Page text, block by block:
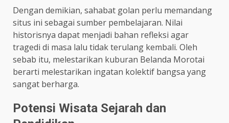
Dengan demikian, sahabat golan perlu memandang
situs ini sebagai sumber pembelajaran. Nilai
historisnya dapat menjadi bahan refleksi agar
tragedi di masa lalu tidak terulang kembali. Oleh
sebab itu, melestarikan kuburan Belanda Morotai
berarti melestarikan ingatan kolektif bangsa yang
sangat berharga.
Potensi Wisata Sejarah dan